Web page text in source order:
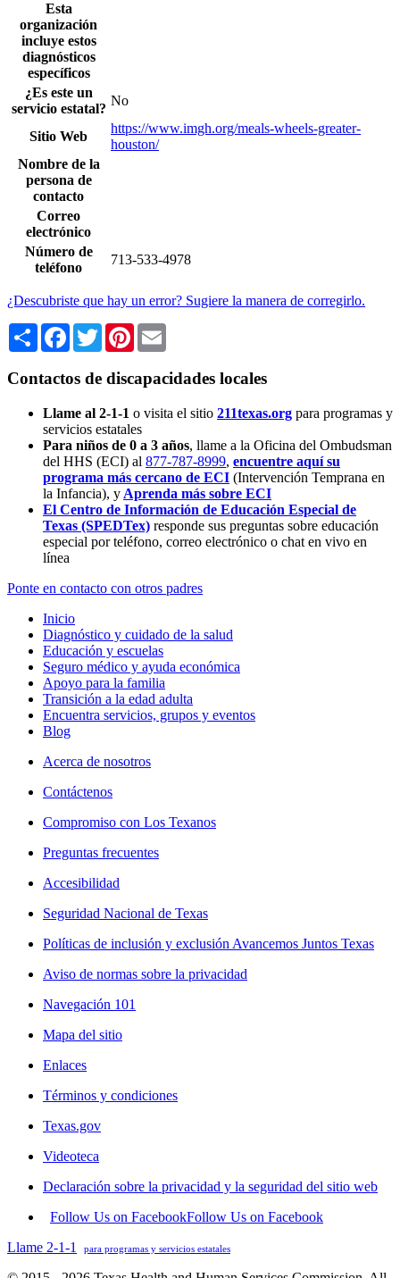
Esta
organización
incluye estos
diagnósticos
específicos
¿Es este un
servicio estatal?
No
Sitio Web
https://www.imgh.org/meals-wheels-greater-
houston/
Nombre de la
persona de
contacto
Correo
electrónico
Número de
teléfono
713-533-4978
¿Descubriste que hay un error? Sugiere la manera de corregirlo.
Share Facebook
TwitterPinterest
Contactos de discapacidades locales
Llame al 2-1-1 o visita el sitio 211texas.org para programas y
servicios estatales
Para niños de 0 a 3 años, llame a la Oficina del Ombudsman
del HHS (ECI) al 877-787-8999, encuentre aquí su
programa más cercano de ECI (Intervención Temprana en
la Infancia), y Aprenda más sobre ECI
El Centro de Información de Educación Especial de
Texas (SPEDTex) responde sus preguntas sobre educación
especial por teléfono, correo electrónico o chat en vivo en
línea
Ponte en contacto con otros padres
Inicio
Diagnóstico y cuidado de la salud
Educación y escuelas
Seguro médico y ayuda económica
Apoyo para la familia
Transición a la edad adulta
Encuentra servicios, grupos y eventos
Blog
Acerca de nosotros
Contáctenos
Compromiso con Los Texanos
Preguntas frecuentes
Accesibilidad
Seguridad Nacional de Texas
Políticas de inclusión y exclusión Avancemos Juntos Texas
Aviso de normas sobre la privacidad
Navegación 101
Mapa del sitio
Enlaces
Términos y condiciones
Texas.gov
Videoteca
Declaración sobre la privacidad y la seguridad del sitio web
Follow Us on FacebookFollow Us on Facebook
Llame 2-1-1
para programas y servicios estatales